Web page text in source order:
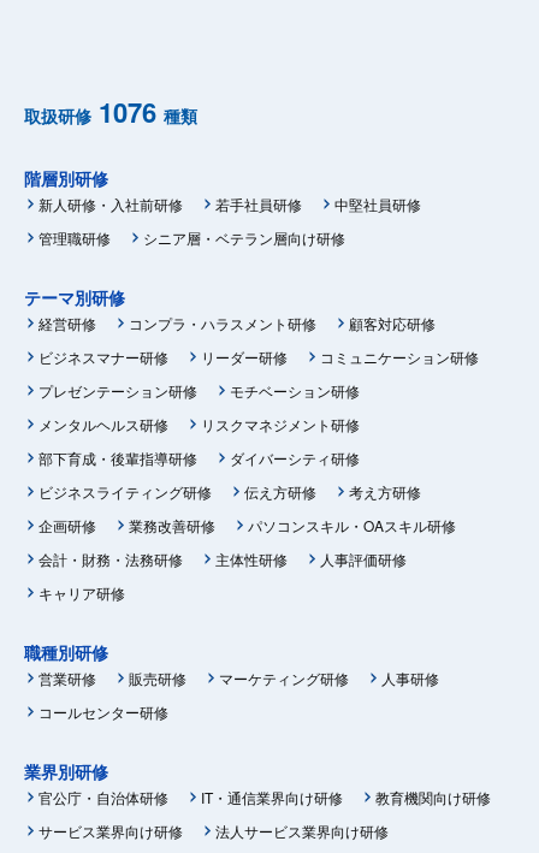
取扱研修 1076 種類
階層別研修
新人研修・入社前研修 若手社員研修
中堅社員研修
管理職研修
シニア層・ベテラン層向け研修
テーマ別研修
経営研修 コンプラ・ハラスメント研修
顧客対応研修
ビジネスマナー研修
リーダー研修
コミュニケーション研修
プレゼンテーション研修
モチベーション研修
メンタルヘルス研修
リスクマネジメント研修
部下育成・後輩指導研修
ダイバーシティ研修
ビジネスライティング研修
伝え方研修
考え方研修
企画研修
業務改善研修
パソコンスキル・OAスキル研修
会計・財務・法務研修
主体性研修
人事評価研修
キャリア研修
職種別研修
営業研修 販売研修 マーケティング研修
人事研修
コールセンター研修
業界別研修
官公庁・自治体研修 IT・通信業界向け研修
教育機関向け研修
サービス業界向け研修
法人サービス業界向け研修